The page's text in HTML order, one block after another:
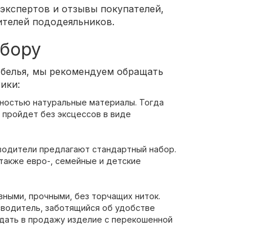
и отзывы покупателей,
пододеяльников.
мы рекомендуем обращать
натуральные материалы. Тогда
без эксцессов в виде
предлагают стандартный набор.
евро-, семейные и детские
прочными, без торчащих ниток.
заботящийся об удобстве
в продажу изделие с перекошенной